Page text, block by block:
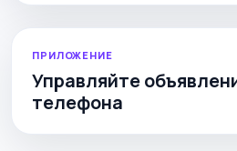
ПРИЛОЖЕНИЕ
Управляйте
телефона